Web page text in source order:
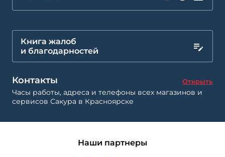
Книга жалоб
и благодарностей
Контакты Открыть
Часы работы, адреса и телефоны всех магазинов и
сервисов Сакура в Красноярске
Наши партнеры